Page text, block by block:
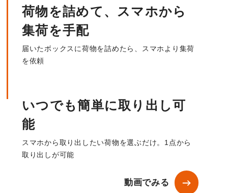
荷物を詰めて、スマホから
集荷を手配
届いたボックスに荷物を詰めたら、スマホより集荷
を依頼
いつでも簡単に取り出し可
能
スマホから取り出したい荷物を選ぶだけ。1点から
取り出しが可能
動画でみる